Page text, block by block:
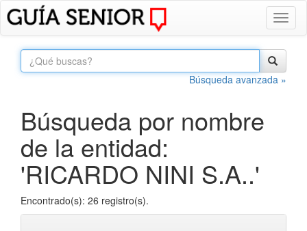
Búsqueda avanzada »
Búsqueda por nombre
de la entidad:
'RICARDO NINI S.A..'
Encontrado(s): 26 registro(s).